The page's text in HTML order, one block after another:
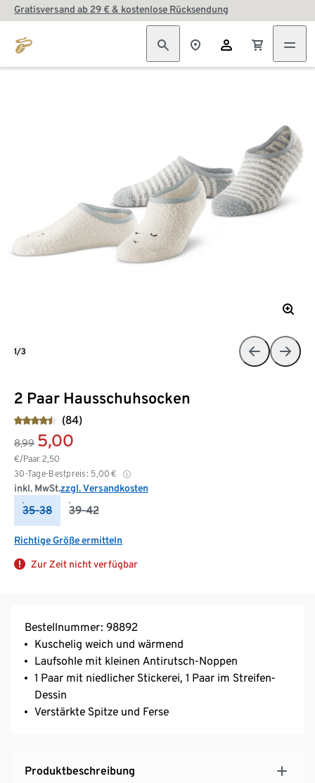
Gratisversand ab 29 € & kostenlose Rücksendung
2 Paar Hausschuhsocken
(84)
8,99 5,00
€/Paar 2,50
30-Tage-Bestpreis: 5,00 €
inkl. MwSt.zzgl. Versandkosten
35-38 39-42
Richtige Größe ermitteln
Zur Zeit nicht verfügbar
1/3
Bestellnummer: 98892
Kuschelig weich und wärmend
Laufsohle mit kleinen Antirutsch-Noppen
1 Paar mit niedlicher Stickerei, 1 Paar im Streifen-
Dessin
Verstärkte Spitze und Ferse
Produktbeschreibung